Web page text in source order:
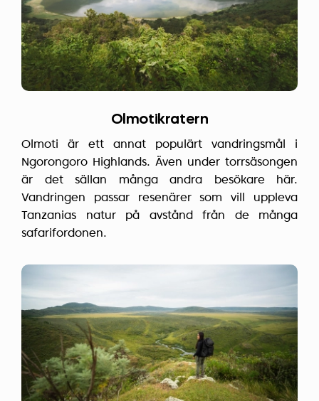
Olmotikratern
Olmoti är ett annat populärt vandringsmål i
Ngorongoro Highlands. Även under torrsäsongen
är det sällan många andra besökare här.
Vandringen passar resenärer som vill uppleva
Tanzanias natur på avstånd från de många
safarifordonen.